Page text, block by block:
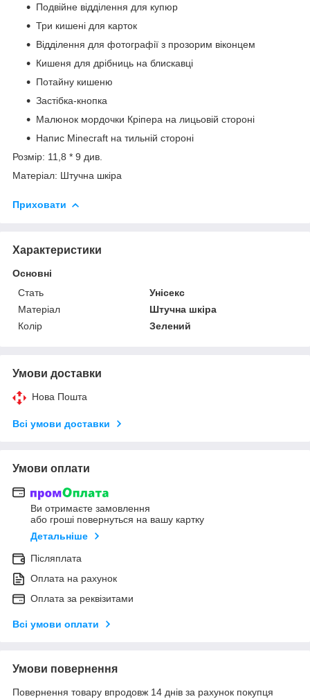
Подвійне відділення для купюр
Три кишені для карток
Відділення для фотографії з прозорим віконцем
Кишеня для дрібниць на блискавці
Потайну кишеню
Застібка-кнопка
Малюнок мордочки Кріпера на лицьовій стороні
Напис Minecraft на тильній стороні
Розмір: 11,8 * 9 див.
Матеріал: Штучна шкіра
Приховати
Характеристики
Основні
Стать
Унісекс
Матеріал
Штучна шкіра
Колір
Зелений
Умови доставки
Нова Пошта
Всі умови доставки
Умови оплати
Ви отримаєте замовлення
або гроші повернуться на вашу картку
Детальніше
Післяплата
Оплата на рахунок
Оплата за реквізитами
Всі умови оплати
Умови повернення
Повернення товару впродовж 14 днів за рахунок покупця